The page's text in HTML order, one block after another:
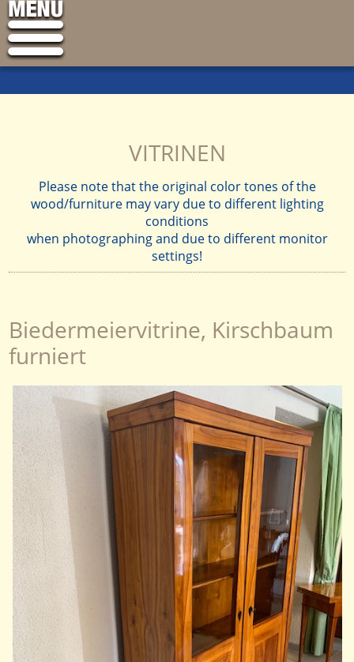
VITRINEN
Please note that the original color tones of the
wood/furniture may vary due to different lighting
conditions
when photographing and due to different monitor
settings!
Biedermeiervitrine, Kirschbaum
furniert